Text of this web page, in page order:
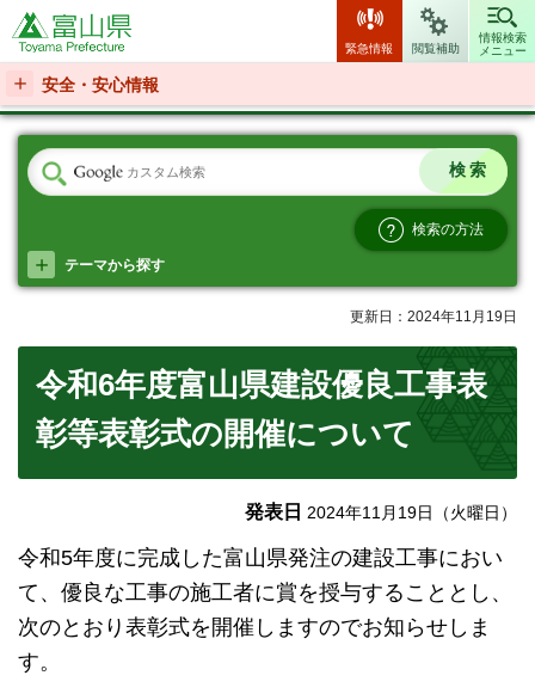
富山県
緊急情報 閲覧補助
情報検索
メニュー
安全・安心情報
検索の方法
テーマから探す
更新日：2024年11月19日
令和6年度富山県建設優良工事表
彰等表彰式の開催について
発表日 2024年11月19日（火曜日）
令和5年度に完成した富山県発注の建設工事におい
て、優良な工事の施工者に賞を授与することとし、
次のとおり表彰式を開催しますのでお知らせしま
す。